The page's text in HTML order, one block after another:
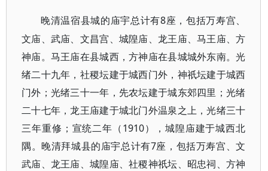
晚清温宿县城的庙宇总计有8座，包括万寿宫、
文庙、武庙、文昌宫、城隍庙、龙王庙、马王庙、方
神庙。马王庙在县城西，方神庙在县城城外东南。光
绪二十九年，社稷坛建于城西门外，神祇坛建于城西
门外；光绪三十一年，先农坛建于城东郊四里；光绪
二十七年，龙王庙建于城北门外温泉之上，光绪三十
三年重修；宣统二年（1910），城隍庙建于城西北
隅。晚清拜城县的庙宇总计有7座，包括万寿宫、文
武庙、龙王庙、城隍庙、社稷神祇坛、昭忠祠、方神